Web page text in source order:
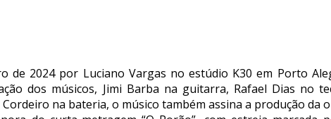
de 2024 por Luciano Vargas no estúdio K30 em Porto
dos músicos, Jimi Barba na guitarra, Rafael Dias no
na bateria, o músico também assina a produção da